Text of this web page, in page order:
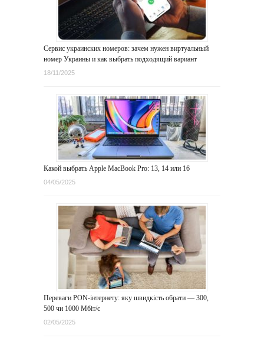
Сервис украинских номеров: зачем нужен виртуальный
номер Украины и как выбрать подходящий вариант
18/11/2025
Какой выбрать Apple MacBook Pro: 13, 14 или 16
04/05/2025
Переваги PON-інтернету: яку швидкість обрати — 300,
500 чи 1000 Мбіт/с
02/05/2025